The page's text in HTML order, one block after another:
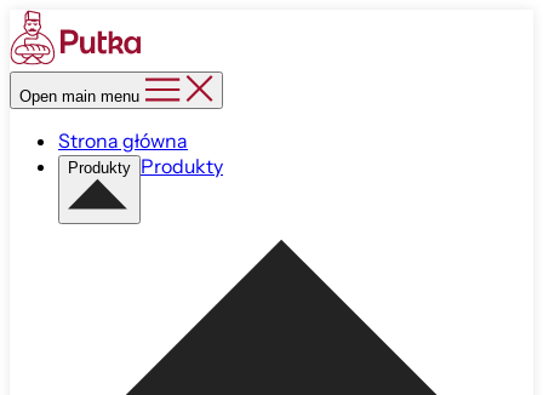
Open main menu
Strona główna
Produkty Produkty